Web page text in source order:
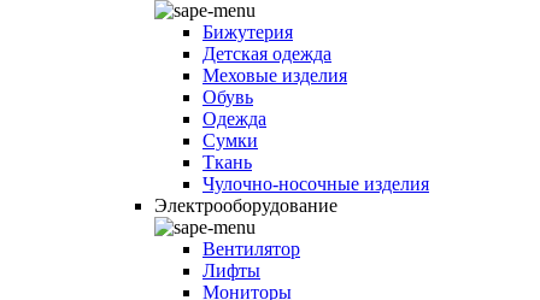
Бижутерия
Детская одежда
Меховые изделия
Обувь
Одежда
Сумки
Ткань
Чулочно-носочные изделия
Электрооборудование
Вентилятор
Лифты
Мониторы